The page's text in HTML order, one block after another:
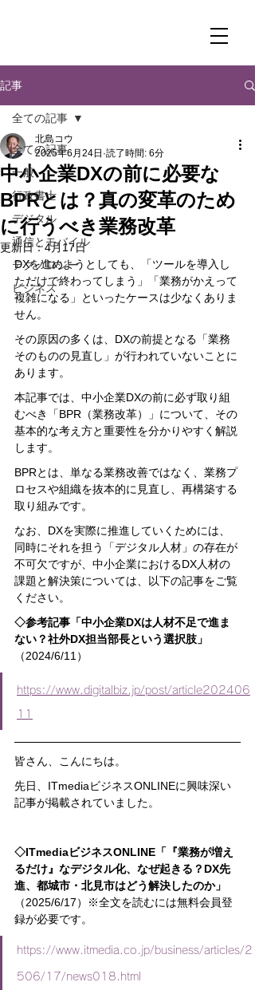
記事
全ての記事
一般
行政書士
デジタル
通信とモバイル
テクノロジー
ビジネス
全ての記事
中小企業DXの前に必要な
BPRとは？真の変革のため
に行うべき業務改革
北島コウ
2025年6月24日 読了時間: 6分
更新日：4月17日
DXを進めようとしても、「ツールを導入し
ただけで終わってしまう」「業務がかえって
複雑になる」といったケースは少なくありま
せん。
その原因の多くは、DXの前提となる「業務
そのものの見直し」が行われていないことに
あります。
本記事では、中小企業DXの前に必ず取り組
むべき「BPR（業務改革）」について、その
基本的な考え方と重要性を分かりやすく解説
します。
BPRとは、単なる業務改善ではなく、業務プ
ロセスや組織を抜本的に見直し、再構築する
取り組みです。
なお、DXを実際に推進していくためには、
同時にそれを担う「デジタル人材」の存在が
不可欠ですが、中小企業におけるDX人材の
課題と解決策については、以下の記事をご覧
ください。
◇参考記事「中小企業DXは人材不足で進ま
ない？社外DX担当部長という選択肢」
（2024/6/11）
https://www.digitalbiz.jp/post/article202406
11
皆さん、こんにちは。
先日、ITmediaビジネスONLINEに興味深い
記事が掲載されていました。
◇ITmediaビジネスONLINE「『業務が増え
るだけ』なデジタル化、なぜ起きる？DX先
進、都城市・北見市はどう解決したのか」
（2025/6/17）※全文を読むには無料会員登
録が必要です。
https://www.itmedia.co.jp/business/articles/2
506/17/news018.html